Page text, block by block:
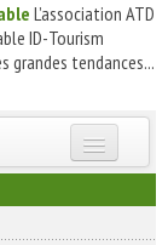
L’association ATD
ID-Tourism
grandes tendances...